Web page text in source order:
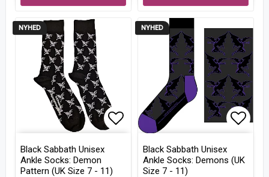
NYHED
Add to list of favorites
Black Sabbath Unisex
Ankle Socks: Demon
Pattern (UK Size 7 - 11)
NYHED
Black Sabbath Unisex
Ankle Socks: Demons (UK
Size 7 - 11)